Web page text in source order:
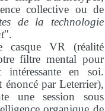
collective ou de
de la technologie
".
casque VR (réalité
filtre mental pour
intéressante en soi.
énoncé par Leterrier),
une session sous